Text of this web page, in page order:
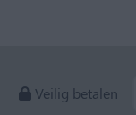
Veilig betalen